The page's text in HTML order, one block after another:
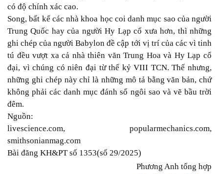
có độ chính xác cao.
Song, bất kể các nhà khoa học coi danh mục sao của người
Trung Quốc hay của người Hy Lạp cổ xưa hơn, thì những
ghi chép của người Babylon đề cập tới vị trí của các vì tinh
tú đều vượt xa cả nhà thiên văn Trung Hoa và Hy Lạp cổ
đại, vì chúng có niên đại từ thế kỷ VIII TCN. Thế nhưng,
những ghi chép này chỉ là những mô tả bằng văn bản, chứ
không phải các danh mục đánh số ngôi sao và vẽ bầu trời
đêm.
Nguồn:
livescience.com, popularmechanics.com,
smithsonianmag.com
Bài đăng KH&PT số 1353(số 29/2025)
Phương Anh tổng hợp